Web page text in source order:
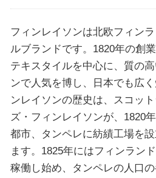
フィンレイソンは北欧フィン
ルブランドです。1820年の創
テキスタイルを中心に、質の
ンで人気を博し、日本でも広
ンレイソンの歴史は、スコッ
ズ・フィンレイソンが、1820
都市、タンペレに紡績工場を
ます。1825年にはフィンラン
稼働し始め、タンペレの人口